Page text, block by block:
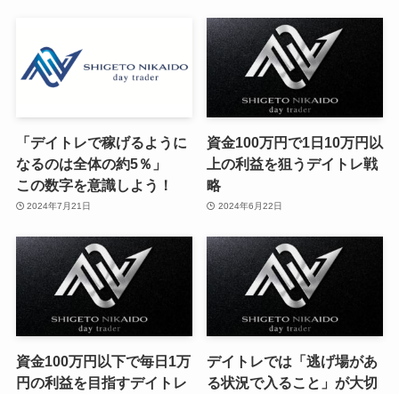
「デイトレで稼げるように
なるのは全体の約5％」
この数字を意識しよう！
2024年7月21日
資金100万円で1日10万円以
上の利益を狙うデイトレ戦
略
2024年6月22日
資金100万円以下で毎日1万
円の利益を目指すデイトレ
デイトレでは「逃げ場があ
る状況で入ること」が大切